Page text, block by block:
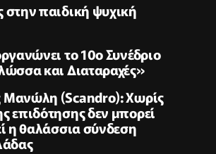
παιδική ψυχική
το 10ο Συνέδριο
και Διαταραχές»
(Scandro): Χωρίς
επιδότησης δεν μπορεί
η θαλάσσια σύνδεση